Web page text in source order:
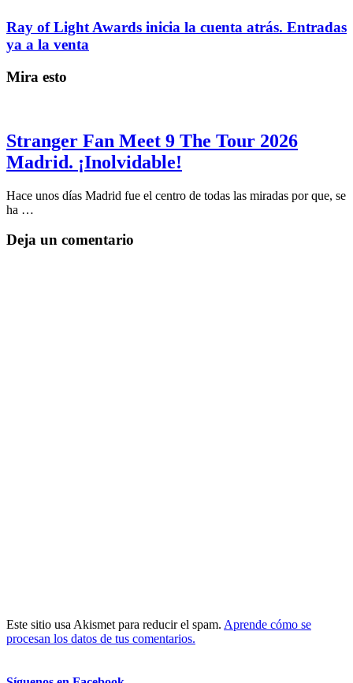
Ray of Light Awards inicia la cuenta atrás. Entradas
ya a la venta
Mira esto
Stranger Fan Meet 9 The Tour 2026
Madrid. ¡Inolvidable!
Hace unos días Madrid fue el centro de todas las miradas por que, se
ha …
Deja un comentario
Este sitio usa Akismet para reducir el spam. Aprende cómo se
procesan los datos de tus comentarios.